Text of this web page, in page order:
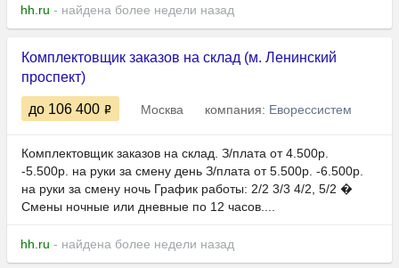
hh.ru - найдена более недели назад
Комплектовщик заказов на склад (м. Ленинский
проспект)
до 106 400 Москва компания: Еворессистем
Комплектовщик заказов на склад. З/плата от 4.500р.
-5.500р. на руки за смену день З/плата от 5.500р. -6.500р.
на руки за смену ночь График работы: 2/2 3/3 4/2, 5/2 �
Смены ночные или дневные по 12 часов....
hh.ru - найдена более недели назад